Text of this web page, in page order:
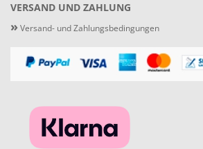
VERSAND UND ZAHLUNG
» Versand- und Zahlungsbedingungen